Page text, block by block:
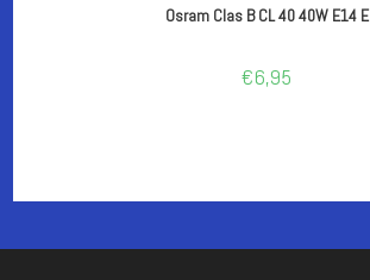
Osram Clas B CL 40 40W E14 E
€6,95